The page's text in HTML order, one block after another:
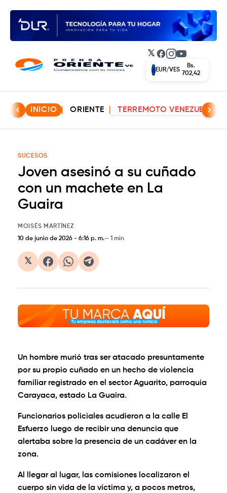
𝕏 Facebook
Instagram
YouTube
EUR/VES
Bs.
702,42
INICIO ORIENTE TERREMOTO VENEZUELA
SUCESOS
Joven asesinó a su cuñado
con un machete en La
Guaira
MOISÉS MARTÍNEZ
10 de junio de 2026 - 6:16 p. m. 1 min
𝕏
Un hombre murió tras ser atacado presuntamente
por su propio cuñado en un hecho de violencia
familiar registrado en el sector Aguarito, parroquia
Carayaca, estado La Guaira.
Funcionarios policiales acudieron a la calle El
Esfuerzo luego de recibir una denuncia que
alertaba sobre la presencia de un cadáver en la
zona.
Al llegar al lugar, las comisiones localizaron el
cuerpo sin vida de la víctima y, a pocos metros,